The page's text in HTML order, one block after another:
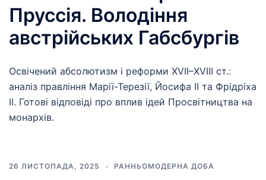
Пруссія. Володіння
австрійських Габсбургів
Освічений абсолютизм і реформи XVII–XVIII ст.:
аналіз правління Марії-Терезії, Йосифа II та Фрідріха
II. Готові відповіді про вплив ідей Просвітництва на
монархів.
26 ЛИСТОПАДА, 2025 РАННЬОМОДЕРНА ДОБА